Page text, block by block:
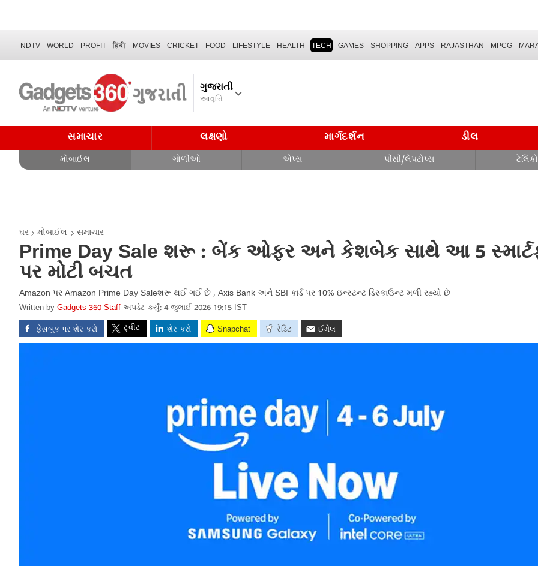
NDTV WORLD PROFIT हिंदी MOVIES CRICKET FOOD LIFESTYLE HEALTH TECH GAMES SHOPPING APPS RAJASTHAN MPCG
ગુજરાતી
આવૃત્તિ
સમાચાર લક્ષણો માર્ગદર્શન ડીલ
મોબાઈલ ગોળીઓ એપ્સ પીસી/લેપટોપ્સ
ઘર મોબાઈલ સમાચાર
Prime Day Sale શરૂ : બેંક ઓફર અને કેશબેક સાથે આ 5
પર મોટી બચત
Amazon પર Amazon Prime Day Saleશરૂ થઈ ગઈ છે , Axis Bank અને SBI કાર્ડ પર 10% ઇન્સ્ટન્ટ ડિસ્કાઉન્ટ મળી રહ્યો છે
Written by Gadgets 360 Staff અપડેટ કર્યું: 4 જુલાઈ 2026 19:15 IST
ફેસબુક પર શેર કરો ટ્વીટ શેર કરો Snapchat રેડિટ ઈમેલ